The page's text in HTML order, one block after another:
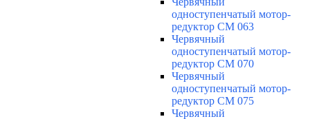
одноступенчатый мотор-
редуктор CM 063
Червячный
одноступенчатый мотор-
редуктор CM 070
Червячный
одноступенчатый мотор-
редуктор CM 075
Червячный